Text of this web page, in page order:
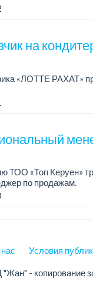
тенге на руки +
на
«ЛОТТЕ РАХАТ»
ТОО «Топ Керуен»
по продажам.
с 09.00 до
Условия
- копирование